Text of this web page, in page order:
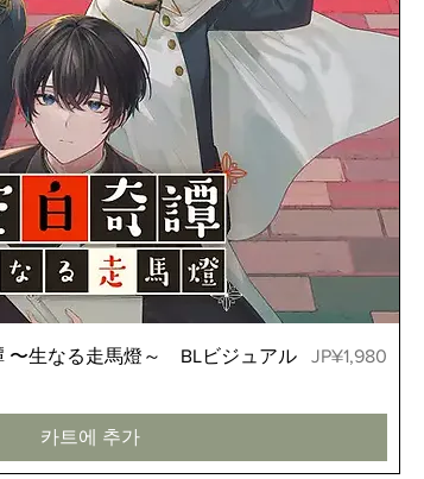
〜生なる走馬燈～ BLビジュアル
가격
JP¥1,980
카트에 추가